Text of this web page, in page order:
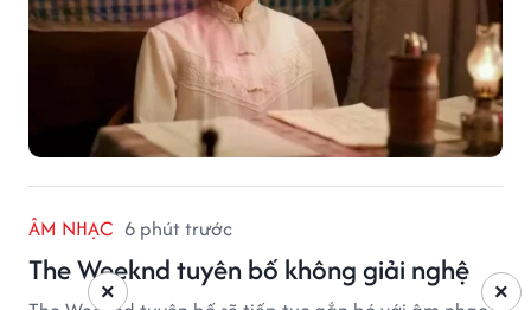
ÂM NHẠC 6 phút trước
The Weeknd tuyên bố không giải nghệ
×
×